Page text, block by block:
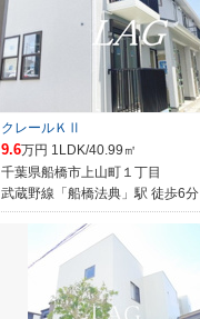
クレールＫⅡ
9.6万円 1LDK/40.99㎡
千葉県船橋市上山町１丁目
武蔵野線「船橋法典」駅 徒歩6分